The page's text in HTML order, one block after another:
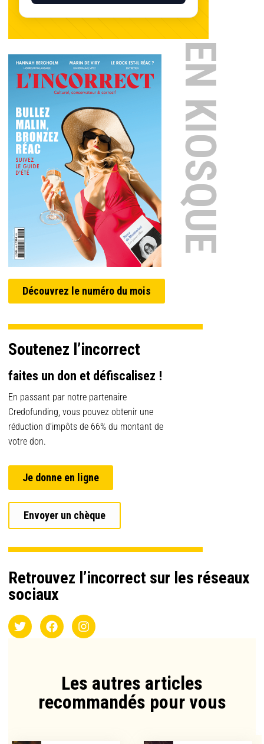
EN KIOSQUE
Découvrez le numéro du mois
Soutenez l’incorrect
faites un don et défiscalisez !
En passant par notre partenaire
Credofunding, vous pouvez obtenir une
réduction d’impôts de 66% du montant de
votre don.
Je donne en ligne
Envoyer un chèque
Retrouvez l’incorrect sur les réseaux
sociaux
Les autres articles
recommandés pour vous​